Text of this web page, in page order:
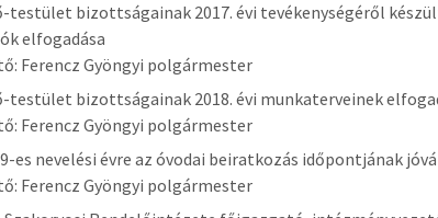
testület bizottságainak 2017. évi tevékenységéről
elfogadása
Ferencz Gyöngyi polgármester
testület bizottságainak 2018. évi munkaterveinek
Ferencz Gyöngyi polgármester
es nevelési évre az óvodai beiratkozás időpontjának
Ferencz Gyöngyi polgármester